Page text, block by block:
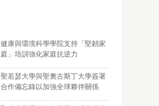
健康與環境科學學院支持「堅韌家
庭」培訓強化家庭抗逆力
聖若瑟大學與聖奧古斯丁大學簽署
合作備忘錄以加強全球夥伴關係